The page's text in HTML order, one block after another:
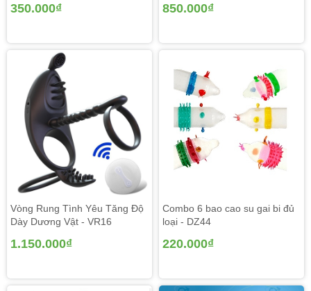
350.000₫ 850.000₫
Vòng Rung Tình Yêu Tăng Độ
Dày Dương Vật - VR16
1.150.000₫
Combo 6 bao cao su gai bi đủ
loại - DZ44
220.000₫